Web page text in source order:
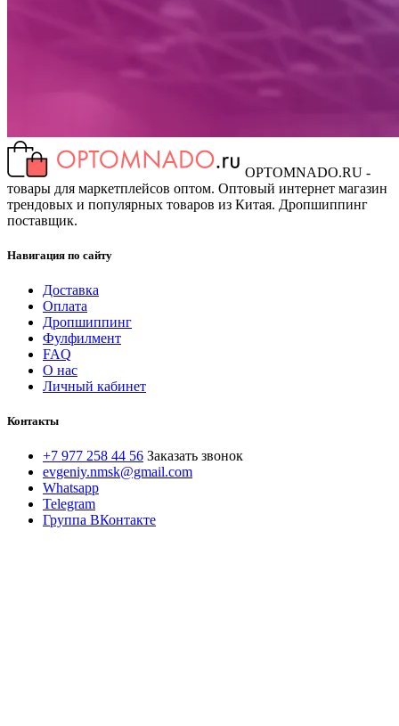
OPTOMNADO.RU -
товары для маркетплейсов оптом. Оптовый интернет магазин
трендовых и популярных товаров из Китая. Дропшиппинг
поставщик.
Навигация по сайту
Доставка
Оплата
Дропшиппинг
Фулфилмент
FAQ
О нас
Личный кабинет
Контакты
+7 977 258 44 56 Заказать звонок
evgeniy.nmsk@gmail.com
Whatsapp
Telegram
Группа ВКонтакте